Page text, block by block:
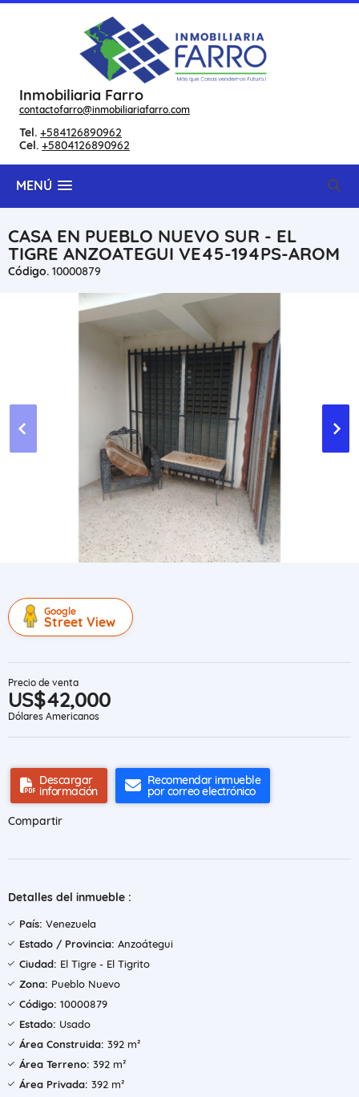
Inmobiliaria Farro
contactofarro@inmobiliariafarro.com
Tel. +584126890962
Cel. +5804126890962
MENÚ
CASA EN PUEBLO NUEVO SUR - EL
TIGRE ANZOATEGUI VE45-194PS-AROM
Código. 10000879
Google
Street View
Precio de venta
US$42,000
Dólares Americanos
Descargar
información
Recomendar inmueble
por correo electrónico
Compartir
Detalles del inmueble :
País: Venezuela
Estado / Provincia: Anzoátegui
Ciudad: El Tigre - El Tigrito
Zona: Pueblo Nuevo
Código: 10000879
Estado: Usado
Área Construida: 392 m²
Área Terreno: 392 m²
Área Privada: 392 m²